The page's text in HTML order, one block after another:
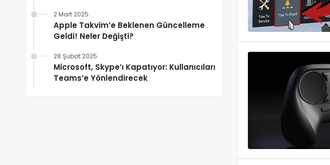
Apple Takvim’e Beklenen Güncelleme
Geldi! Neler Değişti?
2 Mart 2025
Microsoft, Skype’ı Kapatıyor: Kullanıcıları
Teams’e Yönlendirecek
28 Şubat 2025